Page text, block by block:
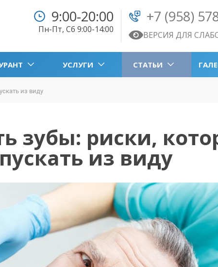
9:00-20:00
Пн-Пт, Сб 9:00-14:00
+7 (958)
ВЕРСИЯ ДЛЯ
УСЛУГИ СТАТЬИ
из виду
зубы: риски,
из виду